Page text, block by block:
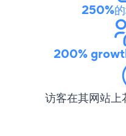
250%
200%
访客在其网站上